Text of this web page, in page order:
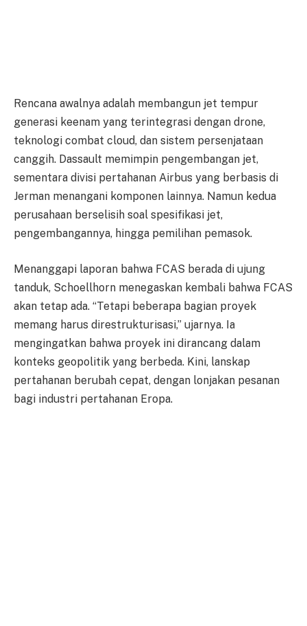
Rencana awalnya adalah membangun jet tempur
generasi keenam yang terintegrasi dengan drone,
teknologi combat cloud, dan sistem persenjataan
canggih. Dassault memimpin pengembangan jet,
sementara divisi pertahanan Airbus yang berbasis di
Jerman menangani komponen lainnya. Namun kedua
perusahaan berselisih soal spesifikasi jet,
pengembangannya, hingga pemilihan pemasok.
Menanggapi laporan bahwa FCAS berada di ujung
tanduk, Schoellhorn menegaskan kembali bahwa FCAS
akan tetap ada. “Tetapi beberapa bagian proyek
memang harus direstrukturisasi,” ujarnya. Ia
mengingatkan bahwa proyek ini dirancang dalam
konteks geopolitik yang berbeda. Kini, lanskap
pertahanan berubah cepat, dengan lonjakan pesanan
bagi industri pertahanan Eropa.